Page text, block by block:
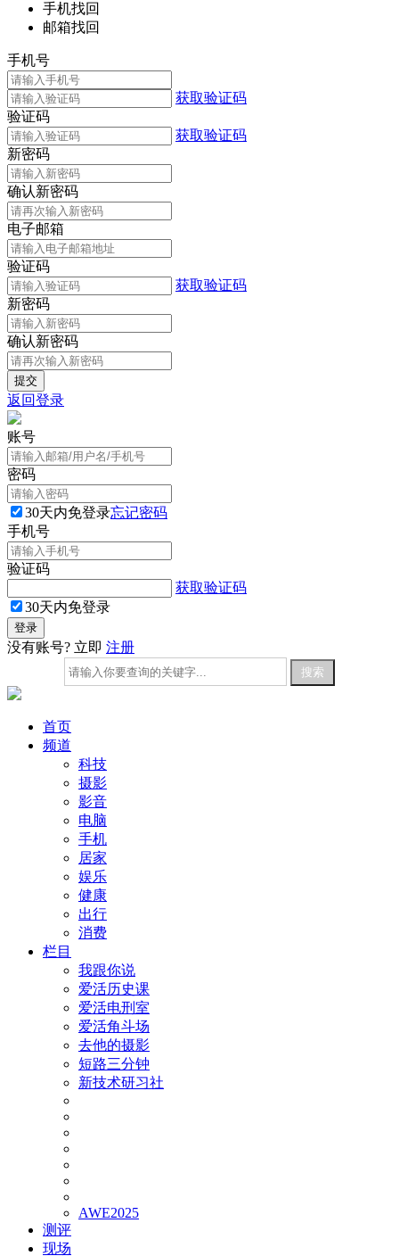
手机找回
邮箱找回
手机号
获取验证码
验证码
获取验证码
新密码
确认新密码
电子邮箱
验证码
获取验证码
新密码
确认新密码
返回登录
账号
密码
30天内免登录忘记密码
手机号
验证码
获取验证码
30天内免登录
没有账号? 立即 注册
首页
频道
科技
摄影
影音
电脑
手机
居家
娱乐
健康
出行
消费
栏目
我跟你说
爱活历史课
爱活电刑室
爱活角斗场
去他的摄影
短路三分钟
新技术研习社
AWE2025
测评
现场